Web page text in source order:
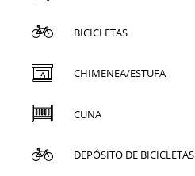
BICICLETAS
CHIMENEA/ESTUFA
CUNA
DEPÓSITO DE BICICLETAS